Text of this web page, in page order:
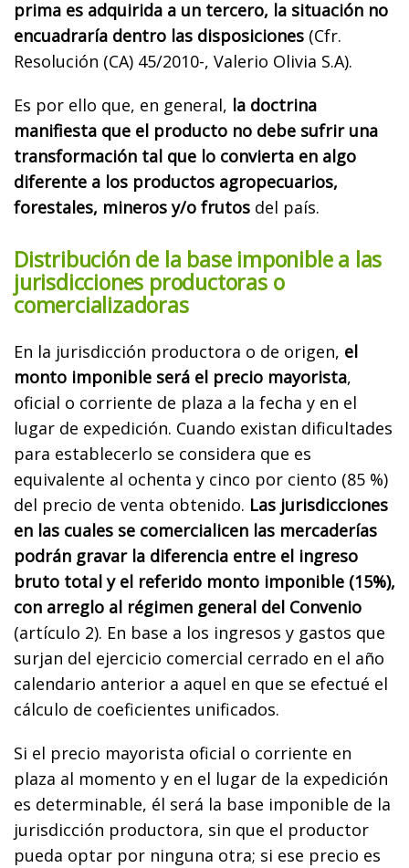
prima es adquirida a un tercero, la situación no
encuadraría dentro las disposiciones (Cfr.
Resolución (CA) 45/2010-, Valerio Olivia S.A).
Es por ello que, en general, la doctrina
manifiesta que el producto no debe sufrir una
transformación tal que lo convierta en algo
diferente a los productos agropecuarios,
forestales, mineros y/o frutos del país.
Distribución de la base imponible a las
jurisdicciones productoras o
comercializadoras
En la jurisdicción productora o de origen, el
monto imponible será el precio mayorista,
oficial o corriente de plaza a la fecha y en el
lugar de expedición. Cuando existan dificultades
para establecerlo se considera que es
equivalente al ochenta y cinco por ciento (85 %)
del precio de venta obtenido. Las jurisdicciones
en las cuales se comercialicen las mercaderías
podrán gravar la diferencia entre el ingreso
bruto total y el referido monto imponible (15%),
con arreglo al régimen general del Convenio
(artículo 2). En base a los ingresos y gastos que
surjan del ejercicio comercial cerrado en el año
calendario anterior a aquel en que se efectué el
cálculo de coeficientes unificados.
Si el precio mayorista oficial o corriente en
plaza al momento y en el lugar de la expedición
es determinable, él será la base imponible de la
jurisdicción productora, sin que el productor
pueda optar por ninguna otra; si ese precio es